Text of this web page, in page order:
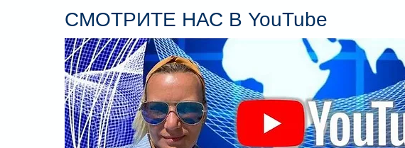
СМОТРИТЕ НАС В YouTube